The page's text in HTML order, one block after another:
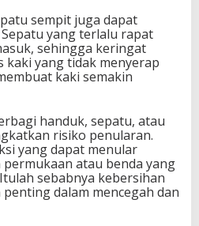
sempit juga dapat
yang terlalu rapat
sehingga keringat
kaki yang tidak menyerap
kaki semakin
handuk, sepatu, atau
risiko penularan.
yang dapat menular
atau benda yang
sebabnya kebersihan
dalam mencegah dan